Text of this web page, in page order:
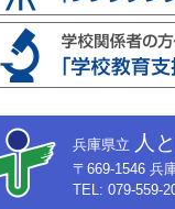
兵庫県立 人
〒669-1546 兵
TEL: 079-559-